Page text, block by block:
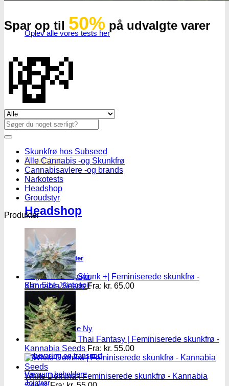
Oplev alle vores tests her
Headshop
Headshop
Jointpapir og filter
King Size Jointpapir
Slim Size Jointpapir
Cones
Filtertips
Blunt wraps
SmokersPack
Smokers Choice
Opbevaring og transport
Vacuum beholdere
Jointrør
Spar op til 50% på udvalgte varer
💸
Se alle tilbud her
Søg
efter:
Skunkfrø hos Subseed
Alle Cannabis -og Skunkfrø
Cannabisavlere -og brands
Narkotests
Headshop
Groudstyr
Produkter
Skunk +| Feminiserede skunkfrø -
Kannabia Seeds Fra: kr. 65.00
Thai Fantasy | Feminiserede skunkfrø -
Kannabia Seeds Fra: kr. 55.00
White Domina | Feminiserede skunkfrø - Kannabia